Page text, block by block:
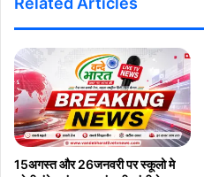
15अगस्त और 26जनवरी पर स्कूलो मे